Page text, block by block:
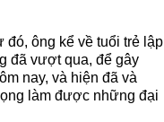
ông kể về tuổi trẻ lập
đã vượt qua, để gây
nay, và hiện đã và
làm được những đại